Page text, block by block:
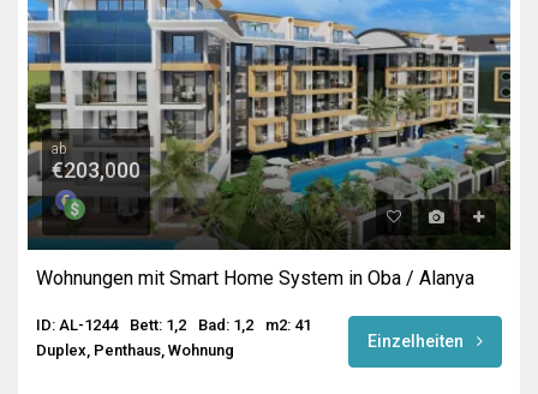
ab
€203,000
Wohnungen mit Smart Home System in Oba / Alanya
ID: AL-1244 Bett: 1,2 Bad: 1,2
m2: 41
Duplex, Penthaus, Wohnung
Einzelheiten